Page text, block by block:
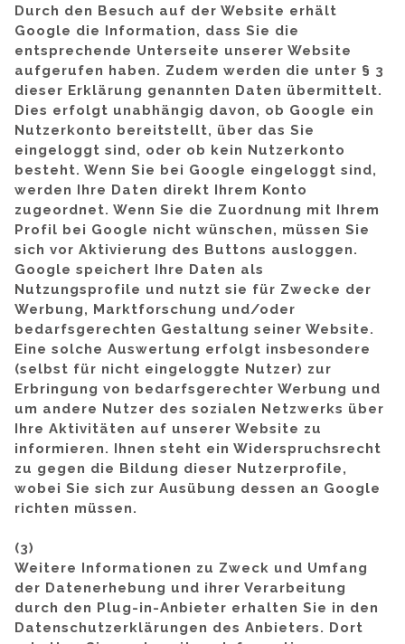
Durch den Besuch auf der Website erhält
Google die Information, dass Sie die
entsprechende Unterseite unserer Website
aufgerufen haben. Zudem werden die unter § 3
dieser Erklärung genannten Daten übermittelt.
Dies erfolgt unabhängig davon, ob Google ein
Nutzerkonto bereitstellt, über das Sie
eingeloggt sind, oder ob kein Nutzerkonto
besteht. Wenn Sie bei Google eingeloggt sind,
werden Ihre Daten direkt Ihrem Konto
zugeordnet. Wenn Sie die Zuordnung mit Ihrem
Profil bei Google nicht wünschen, müssen Sie
sich vor Aktivierung des Buttons ausloggen.
Google speichert Ihre Daten als
Nutzungsprofile und nutzt sie für Zwecke der
Werbung, Marktforschung und/oder
bedarfsgerechten Gestaltung seiner Website.
Eine solche Auswertung erfolgt insbesondere
(selbst für nicht eingeloggte Nutzer) zur
Erbringung von bedarfsgerechter Werbung und
um andere Nutzer des sozialen Netzwerks über
Ihre Aktivitäten auf unserer Website zu
informieren. Ihnen steht ein Widerspruchsrecht
zu gegen die Bildung dieser Nutzerprofile,
wobei Sie sich zur Ausübung dessen an Google
richten müssen.
(3)
Weitere Informationen zu Zweck und Umfang
der Datenerhebung und ihrer Verarbeitung
durch den Plug-in-Anbieter erhalten Sie in den
Datenschutzerklärungen des Anbieters. Dort